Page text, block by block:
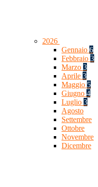
2026
Gennaio 6
Febbraio 3
Marzo 3
Aprile 3
Maggio 5
Giugno 4
Luglio 3
Agosto
Settembre
Ottobre
Novembre
Dicembre